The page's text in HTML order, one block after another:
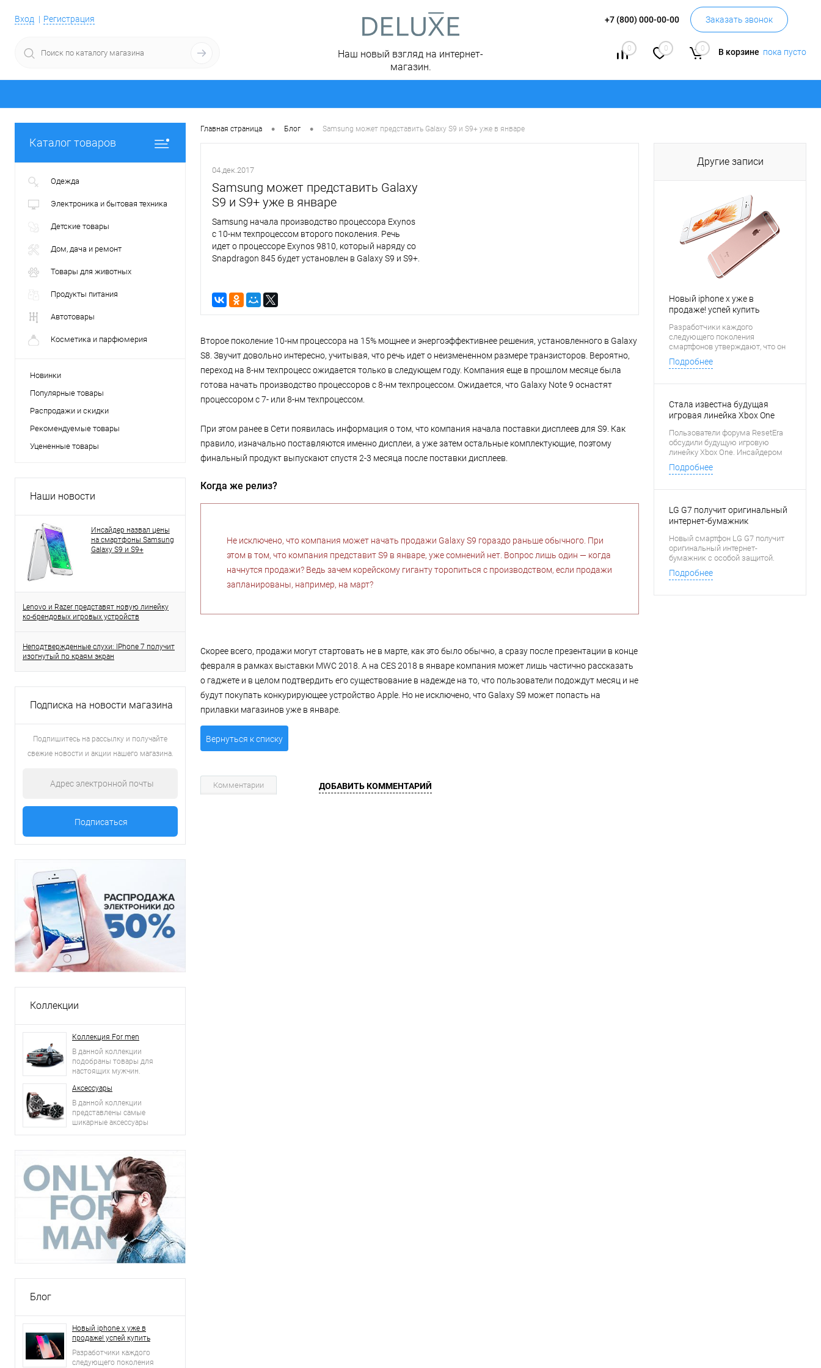
Вход Регистрация +7 (800) 000-00-00 Заказать звонок
0 0 0 В корзине пока пусто
Наш новый взгляд на интернет-
магазин.
Каталог товаров
Одежда
Электроника и бытовая техника
Детские товары
Дом, дача и ремонт
Товары для животных
Продукты питания
Автотовары
Косметика и парфюмерия
Новинки
Популярные товары
Распродажи и скидки
Рекомендуемые товары
Уцененные товары
Наши новости
Инсайдер назвал цены
на смартфоны Samsung
Galaxy S9 и S9+
Lenovo и Razer представят новую линейку
ко-брендовых игровых устройств
Неподтвержденные слухи: IPhone 7 получит
изогнутый по краям экран
Подписка на новости магазина
Подпишитесь на рассылку и получайте
свежие новости и акции нашего магазина.
Коллекции
Коллекция For men
В данной коллекции
подобраны товары для
настоящих мужчин.
Аксессуары
В данной коллекции
представлены самые
шикарные аксессуары
Блог
Новый iphone x уже в
продаже! успей купить
Разработчики каждого
следующего поколения
Главная страница • Блог • Samsung может представить Galaxy S9 и S9+ уже в январе‍
04.дек.2017
Samsung может представить Galaxy
S9 и S9+ уже в январе‍
Samsung начала производство процессора Exynos
с 10-нм техпроцессом второго поколения. Речь
идет о процессоре Exynos 9810, который наряду со
Snapdragon 845 будет установлен в Galaxy S9 и S9+.
Второе поколение 10-нм процессора на 15% мощнее и энергоэффективнее решения, установленного в Galaxy
S8. Звучит довольно интересно, учитывая, что речь идет о неизмененном размере транзисторов. Вероятно,
переход на 8-нм техпроцесс ожидается только в следующем году. Компания еще в прошлом месяце была
готова начать производство процессоров с 8-нм техпроцессом. Ожидается, что Galaxy Note 9 оснастят
процессором с 7- или 8-нм техпроцессом.
При этом ранее в Сети появилась информация о том, что компания начала поставки дисплеев для S9. Как
правило, изначально поставляются именно дисплеи, а уже затем остальные комплектующие, поэтому
финальный продукт выпускают спустя 2-3 месяца после поставки дисплеев.
Когда же релиз?
Не исключено, что компания может начать продажи Galaxy S9 гораздо раньше обычного. При
этом в том, что компания представит S9 в январе, уже сомнений нет. Вопрос лишь один — когда
начнутся продажи? Ведь зачем корейскому гиганту торопиться с производством, если продажи
запланированы, например, на март?
Скорее всего, продажи могут стартовать не в марте, как это было обычно, а сразу после презентации в конце
февраля в рамках выставки MWC 2018. А на CES 2018 в январе компания может лишь частично рассказать
о гаджете и в целом подтвердить его существование в надежде на то, что пользователи подождут месяц и не
будут покупать конкурирующее устройство Apple. Но не исключено, что Galaxy S9 может попасть на
прилавки магазинов уже в январе.
Вернуться к списку
Другие записи
Новый iphone x уже в
продаже! успей купить
Разработчики каждого
следующего поколения
смартфонов утверждают, что он
является лучшим из всех когда-
либо выпущенных. То же самое
Подробнее
Стала известна будущая
игровая линейка Xbox One
Пользователи форума ResetEra
обсудили будущую игровую
линейку Xbox One. Инсайдером
выступил Klobrille. Стало
известно, какие новые игровые
Xbox One.
Подробнее
LG G7 получит оригинальный
интернет-бумажник
Новый смартфон LG G7 получит
оригинальный интернет-
бумажник с особой защитой.
Новшество можно будет
использовать в качестве
сетевых трансакций. Новый
Подробнее
Комментарии ДОБАВИТЬ КОММЕНТАРИЙ